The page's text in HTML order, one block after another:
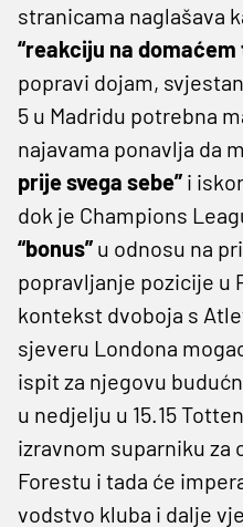
stranicama naglašava
“reakciju na domaćem
popravi dojam,
5 u Madridu potrebna
najavama ponavlja da
prije svega sebe” i
dok je Champions
“bonus” u odnosu na
popravljanje pozicije u
kontekst dvoboja s
sjeveru Londona
ispit za njegovu
u nedjelju u 15.15
izravnom suparniku za
Forestu i tada će
vodstvo kluba i dalje